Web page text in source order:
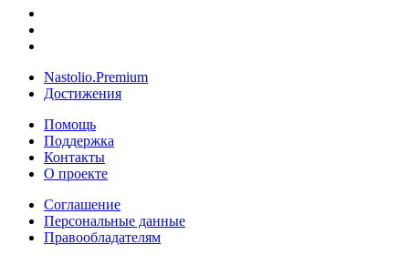
Nastolio.Premium
Достижения
Помощь
Поддержка
Контакты
О проекте
Соглашение
Персональные данные
Правообладателям